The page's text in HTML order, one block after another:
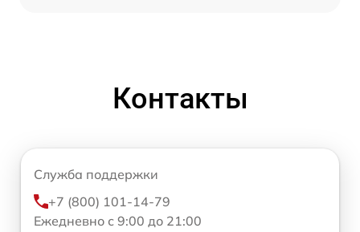
Контакты
Служба поддержки
+7 (800) 101-14-79
Ежедневно с 9:00 до 21:00